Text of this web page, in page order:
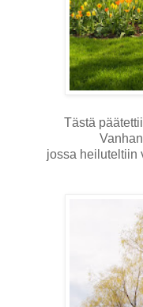
Tästä
jossa heiluteltiin